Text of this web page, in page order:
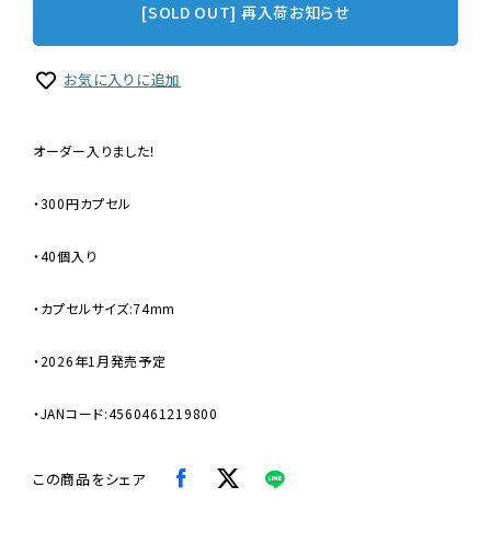
[SOLD OUT] 再入荷お知らせ
お気に入りに追加
オーダー入りました！
・300円カプセル
・40個入り
・カプセルサイズ:74mm
・2026年1月発売予定
・JANコード:4560461219800
この商品をシェア